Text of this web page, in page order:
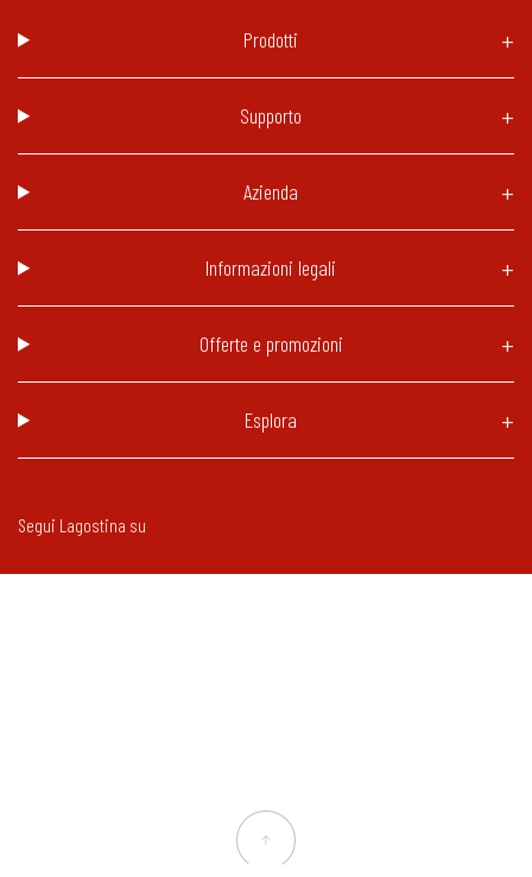
Prodotti
Supporto
Azienda
Informazioni legali
Offerte e promozioni
Esplora
Segui Lagostina su